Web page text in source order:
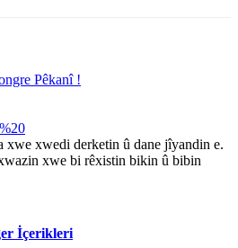
Pêkanî !
xwe xwedi derketin û dane jîyandin e.
xwe bi rêxistin bikin û bibin
İçerikleri